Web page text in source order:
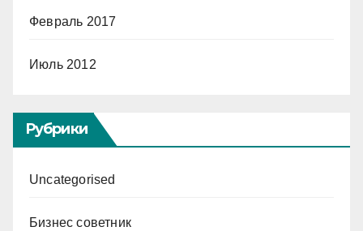
Февраль 2017
Июль 2012
Рубрики
Uncategorised
Бизнес советник